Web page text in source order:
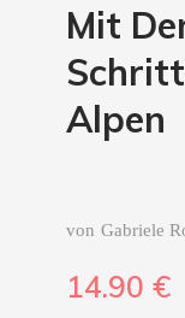
Mit
Alpen
von Gabriele
14.90 €